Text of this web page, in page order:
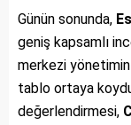
Günün sonunda,
geniş kapsamlı
merkezi
tablo ortaya
değerlendirmesi,